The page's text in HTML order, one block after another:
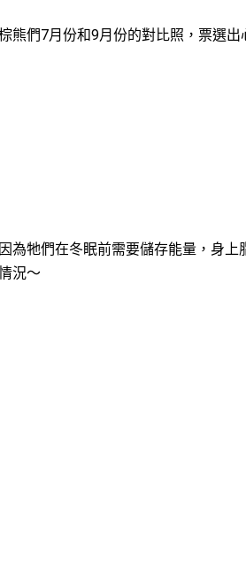
熊們7月份和9月份的對比照，票選出
為牠們在冬眠前需要儲存能量，身上
況～